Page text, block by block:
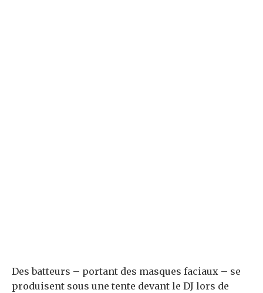
Des batteurs – portant des masques faciaux – se
produisent sous une tente devant le DJ lors de